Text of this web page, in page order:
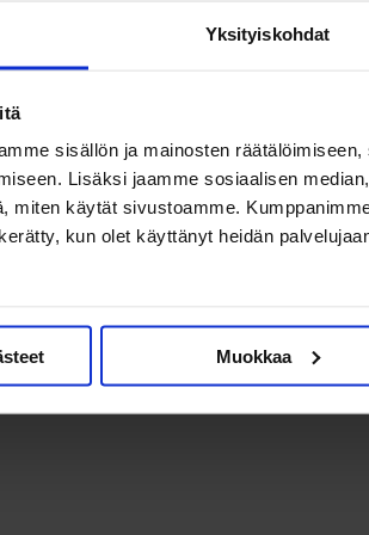
Yksityiskohdat
sisällön ja mainosten
Lisäksi jaamme sosiaalisen
miten käytät sivustoamme.
kun olet käyttänyt heidän
Muokkaa
myös aktiivisesta roolistaan
hänen asiantuntemustaan on arvostettu
Koivuranta on ollut muun
myös vahva ihmisoikeuksien puolustaja.
ihmiselle, joka on omistanut uransa